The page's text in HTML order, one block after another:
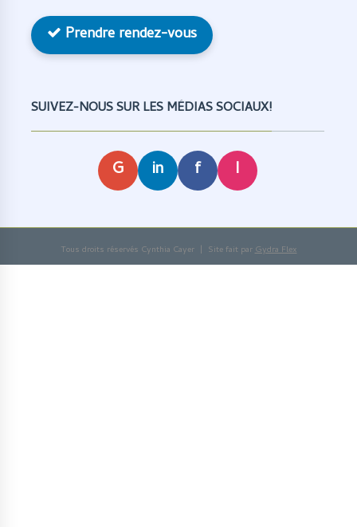
Prendre rendez-vous
SUIVEZ-NOUS SUR LES MÉDIAS SOCIAUX!
G in f I
Tous droits réservés Cynthia Cayer | Site fait parGydra Flex